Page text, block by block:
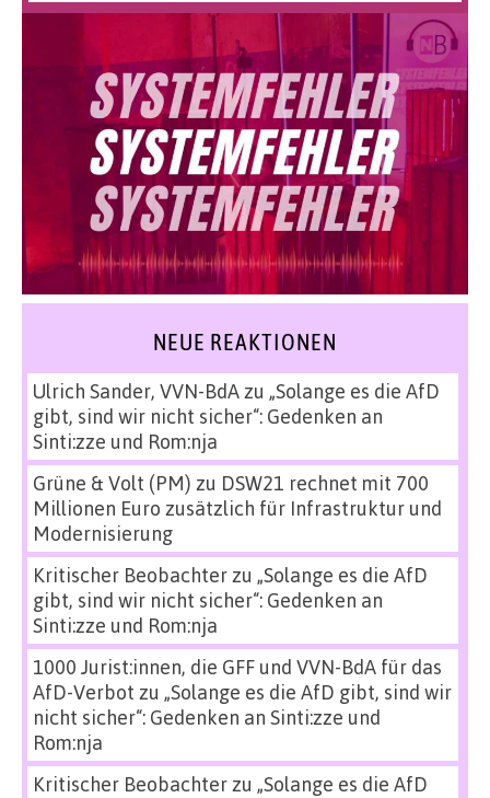
NEUE REAKTIONEN
Ulrich Sander, VVN-BdAzu „Solange es die AfD
gibt, sind wir nicht sicher“: Gedenken an
Sinti:zze und Rom:nja
Grüne & Volt (PM) zu DSW21 rechnet mit 700
Millionen Euro zusätzlich für Infrastruktur und
Modernisierung
Kritischer Beobachterzu „Solange es die AfD
gibt, sind wir nicht sicher“: Gedenken an
Sinti:zze und Rom:nja
1000 Jurist:innen, die GFF und VVN-BdA für das
AfD-Verbot zu „Solange es die AfD gibt, sind wir
nicht sicher“: Gedenken an Sinti:zze und
Rom:nja
Kritischer Beobachterzu „Solange es die AfD